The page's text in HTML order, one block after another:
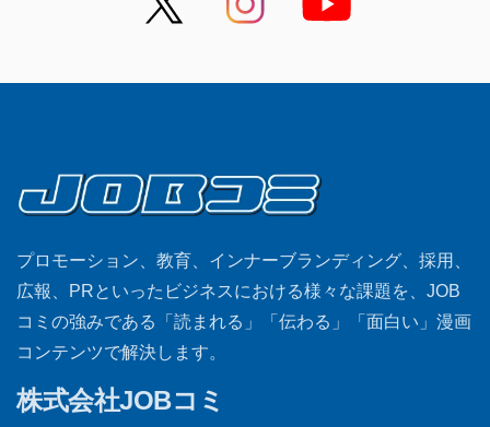
プロモーション、教育、インナーブランディング、採用、
広報、PRといったビジネスにおける様々な課題を、JOB
コミの強みである「読まれる」「伝わる」「面白い」漫画
コンテンツで解決します。
株式会社JOBコミ